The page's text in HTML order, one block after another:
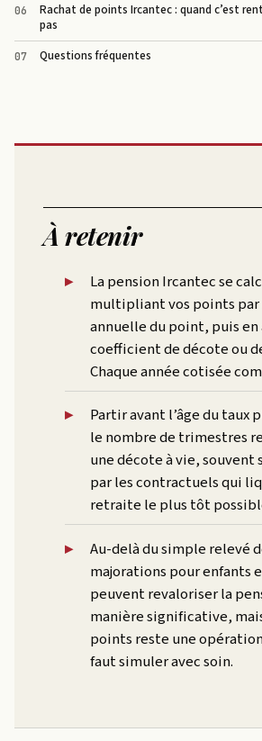
Rachat de points Ircantec : quand c’est
pas
Questions fréquentes
À retenir
La pension Ircantec se
multipliant vos points par
annuelle du point, puis
coefficient de décote ou
Chaque année cotisée
Partir avant l’âge du taux
le nombre de trimestres
une décote à vie, souvent
par les contractuels qui
retraite le plus tôt
Au-delà du simple relevé
majorations pour enfants
peuvent revaloriser la
manière significative,
points reste une
faut simuler avec soin.